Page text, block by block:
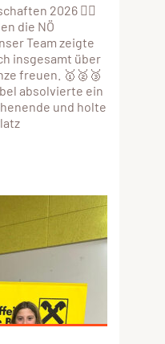
2026 🏊‍♀️
die NÖ
Team zeigte
insgesamt über
freuen. 🥇🥈🥉
absolvierte ein
und holte